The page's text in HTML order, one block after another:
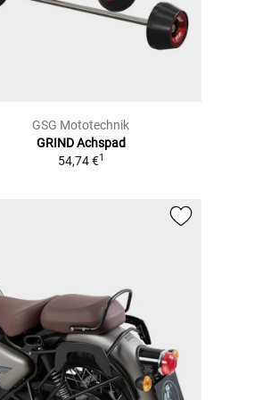
GSG Mototechnik
GRIND Achspad
54,74 €1